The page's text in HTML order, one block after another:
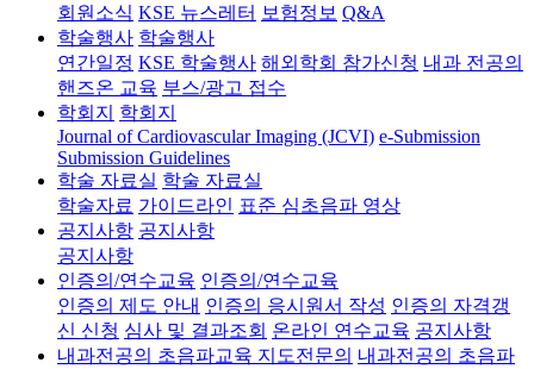
회원소식 KSE 뉴스레터 보험정보 Q&A
학술행사 학술행사
연간일정 KSE 학술행사 해외학회 참가신청 내과 전공의
핸즈온 교육 부스/광고 접수
학회지
학회지
Journal of Cardiovascular Imaging (JCVI) e-Submission
Submission Guidelines
학술 자료실 학술 자료실
학술자료 가이드라인 표준 심초음파 영상
공지사항 공지사항
공지사항
인증의/연수교육 인증의/연수교육
인증의 제도 안내 인증의 응시원서 작성 인증의 자격갱
신 신청 심사 및 결과조회 온라인 연수교육 공지사항
내과전공의 초음파교육 지도전문의 내과전공의 초음파